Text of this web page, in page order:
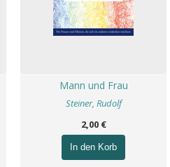
Mann und Frau
Steiner, Rudolf
2,00 €
In den Korb